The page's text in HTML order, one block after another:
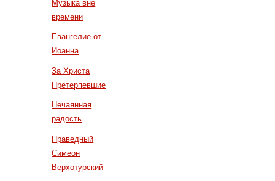
Музыка вне
времени
Евангелие от
Иоанна
За Христа
Претерпевшие
Нечаянная
радость
Праведный
Симеон
Верхотурский